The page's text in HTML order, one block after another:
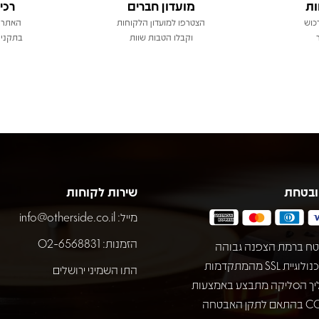
מועדון חברים
הצטרפו למועדון הלקוחות
וקבלו הטבות שוות
ברמת הצפנה גבוהה
באמצעות טכנולוגיית SSL מהמתקדמות
הסליקה מתבצע באמצעות
חברת COMAX בהתאם לתקן האבטחה
שירות לקוחות
מייל: info@otherside.co.il
הזמנות: 02-6568831
התו השמיני ירושלים